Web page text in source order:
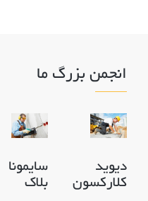
انجمن بزرگ ما
سایمونا
بلاک
دیوید
کلارکسون